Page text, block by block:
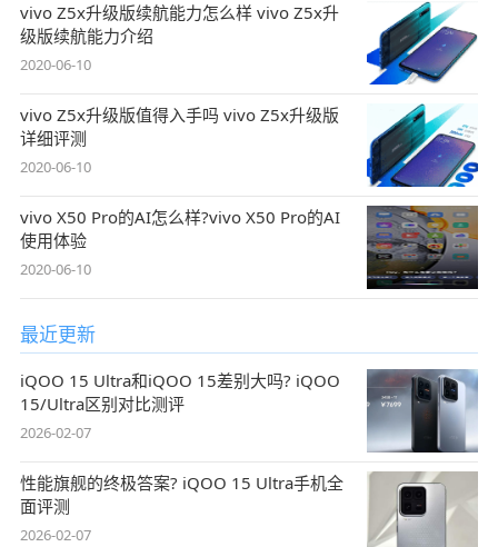
vivo Z5x升级版续航能力怎么样 vivo Z5x升
级版续航能力介绍
2020-06-10
vivo Z5x升级版值得入手吗 vivo Z5x升级版
详细评测
2020-06-10
vivo X50 Pro的AI怎么样?vivo X50 Pro的AI
使用体验
2020-06-10
最近更新
iQOO 15 Ultra和iQOO 15差别大吗? iQOO
15/Ultra区别对比测评
2026-02-07
性能旗舰的终极答案? iQOO 15 Ultra手机全
面评测
2026-02-07